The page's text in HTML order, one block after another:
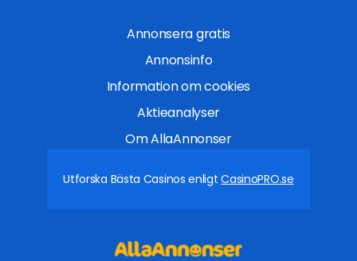
Annonsera gratis
Annonsinfo
Information om cookies
Aktieanalyser
Om AllaAnnonser
Utforska Bästa Casinos enligtCasinoPRO.se